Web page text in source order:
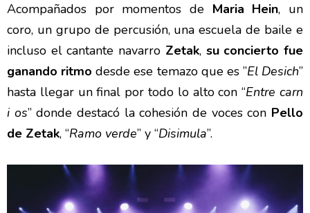
Acompañados por momentos de Maria Hein, un
coro, un grupo de percusión, una escuela de baile e
incluso el cantante navarro Zetak, su concierto fue
ganando ritmo desde ese temazo que es ”El Desich”
hasta llegar un final por todo lo alto con “Entre carn
i os” donde destacó la cohesión de voces con Pello
de Zetak, “Ramo verde” y “Disimula”.